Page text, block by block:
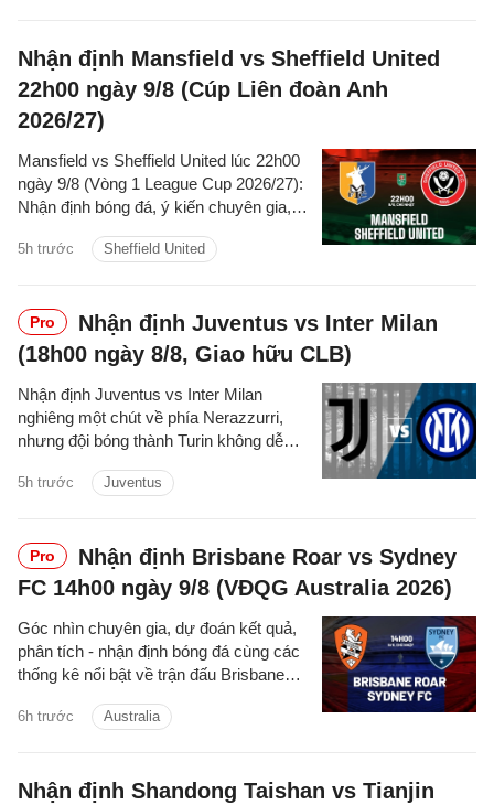
Nhận định Mansfield vs Sheffield United
22h00 ngày 9/8 (Cúp Liên đoàn Anh
2026/27)
5h trước Sheffield United
Mansfield vs Sheffield United lúc 22h00
ngày 9/8 (Vòng 1 League Cup 2026/27):
Nhận định bóng đá, ý kiến chuyên gia,
thống kê về phong độ hai đội.
Pro
Nhận định Juventus vs Inter Milan
(18h00 ngày 8/8, Giao hữu CLB)
5h trước Juventus
Nhận định Juventus vs Inter Milan
nghiêng một chút về phía Nerazzurri,
nhưng đội bóng thành Turin không dễ
Pro
Nhận định Brisbane Roar vs Sydney
FC 14h00 ngày 9/8 (VĐQG Australia 2026)
6h trước Australia
Góc nhìn chuyên gia, dự đoán kết quả,
phân tích - nhận định bóng đá cùng các
thống kê nổi bật về trận đấu Brisbane
Australia hôm nay.
Nhận định Shandong Taishan vs Tianjin